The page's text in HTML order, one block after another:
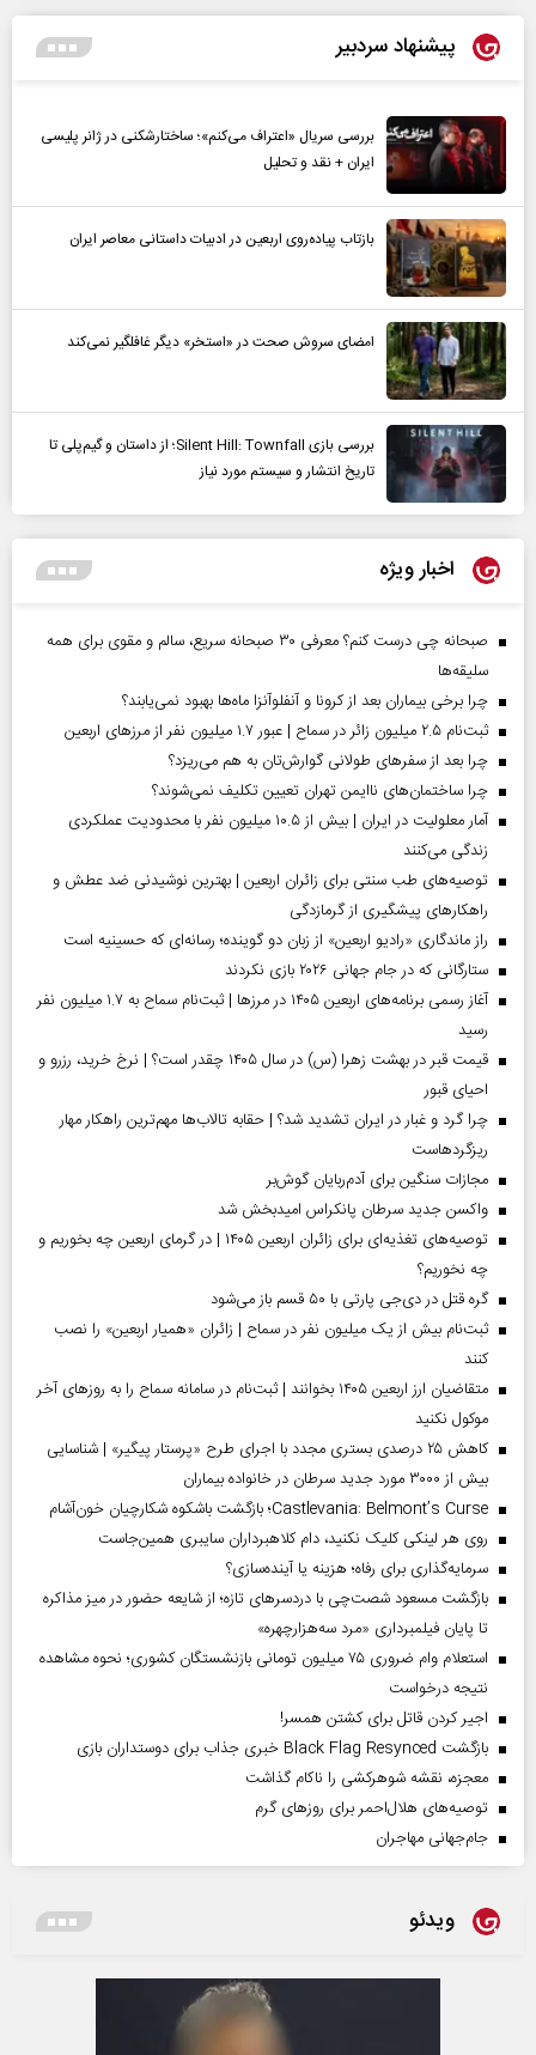
پیشنهاد سردبیر
بررسی سریال «اعتراف می‌کنم»؛ ساختارشکنی در ژانر پلیسی
ایران + نقد و تحلیل
بازتاب پیاده‌روی اربعین در ادبیات داستانی معاصر ایران
امضای سروش صحت در «استخر» دیگر غافلگیر نمی‌کند
بررسی بازی Silent Hill: Townfall؛ از داستان و گیم‌پلی تا
تاریخ انتشار و سیستم مورد نیاز
اخبار ویژه
صبحانه چی درست کنم؟ معرفی ۳۰ صبحانه سریع، سالم و مقوی برای همه
سلیقه‌ها
چرا برخی بیماران بعد از کرونا و آنفلوآنزا ماه‌ها بهبود نمی‌یابند؟
ثبت‌نام ۲.۵ میلیون زائر در سماح | عبور ۱.۷ میلیون نفر از مرز‌های اربعین
چرا بعد از سفرهای طولانی گوارش‌تان به هم می‌ریزد؟
چرا ساختمان‌های ناایمن تهران تعیین تکلیف نمی‌شوند؟
آمار معلولیت در ایران | بیش از ۱۰.۵ میلیون نفر با محدودیت عملکردی
زندگی می‌کنند
توصیه‌های طب سنتی برای زائران اربعین | بهترین نوشیدنی ضد عطش و
راهکارهای پیشگیری از گرمازدگی
راز ماندگاری «رادیو اربعین» از زبان دو گوینده؛ رسانه‌ای که حسینیه است
ستارگانی که در جام جهانی ۲۰۲۶ بازی نکردند
آغاز رسمی برنامه‌های اربعین ۱۴۰۵ در مرز‌ها | ثبت‌نام سماح به ۱.۷ میلیون نفر
رسید
قیمت قبر در بهشت زهرا (س) در سال ۱۴۰۵ چقدر است؟ | نرخ خرید، رزرو و
احیای قبور
چرا گرد و غبار در ایران تشدید شد؟ | حقابه تالاب‌ها مهم‌ترین راهکار مهار
ریزگردهاست
مجازات سنگین برای آدم‌ربایان گوش‌بر
واکسن جدید سرطان پانکراس امیدبخش شد
توصیه‌های تغذیه‌ای برای زائران اربعین ۱۴۰۵ | در گرمای اربعین چه بخوریم و
چه نخوریم؟
گره قتل در دی‌جی پارتی با ۵۰ قسم باز می‌شود
ثبت‌نام بیش از یک میلیون نفر در سماح | زائران «همیار اربعین» را نصب
کنند
متقاضیان ارز اربعین ۱۴۰۵ بخوانند | ثبت‌نام در سامانه سماح را به روز‌های آخر
موکول نکنید
کاهش ۲۵ درصدی بستری مجدد با اجرای طرح «پرستار پیگیر» | شناسایی
بیش از ۳۰۰۰ مورد جدید سرطان در خانواده بیماران
Castlevania: Belmont’s Curse؛ بازگشت باشکوه شکارچیان خون‌آشام
روی هر لینکی کلیک نکنید، دام کلاهبرداران سایبری همین‌جاست
سرمایه‌گذاری برای رفاه؛ هزینه یا آینده‌سازی؟
بازگشت مسعود شصت‌چی با دردسر‌های تازه؛ از شایعه حضور در میز مذاکره
تا پایان فیلمبرداری «مرد سه‌هزارچهره»
استعلام وام ضروری ۷۵ میلیون تومانی بازنشستگان کشوری؛ نحوه مشاهده
نتیجه درخواست
اجیر کردن قاتل برای کشتن همسر!
بازگشت Black Flag Resynced خبری جذاب برای دوستداران بازی
معجزه، نقشه شوهرکشی را ناکام گذاشت
توصیه‌های هلال‌احمر برای روز‌های گرم
جام‌جهانی مهاجران
ویدئو